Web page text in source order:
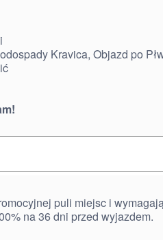
Kravica, Objazd po
puli miejsc i
na 36 dni przed wyjazdem.